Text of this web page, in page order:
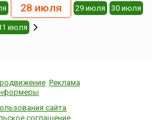
28 июля 29 июля 30 июля
июля
Реклама
сайта
соглашение